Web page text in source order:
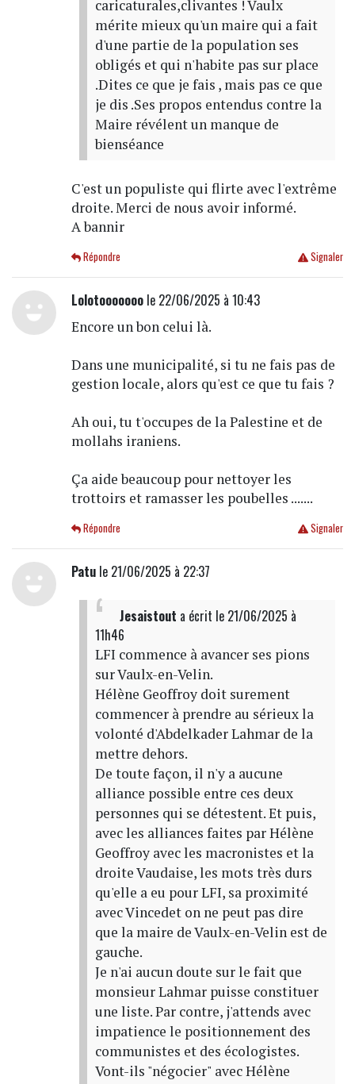
caricaturales,clivantes ! Vaulx
mérite mieux qu'un maire qui a fait
d'une partie de la population ses
obligés et qui n'habite pas sur place
.Dites ce que je fais , mais pas ce que
je dis .Ses propos entendus contre la
Maire révélent un manque de
bienséance
C'est un populiste qui flirte avec l'extrême
droite. Merci de nous avoir informé.
A bannir
Signaler
Répondre
Lolotooooooole 22/06/2025 à 10:43
Encore un bon celui là.
Dans une municipalité, si tu ne fais pas de
gestion locale, alors qu'est ce que tu fais ?
Ah oui, tu t'occupes de la Palestine et de
mollahs iraniens.
Ça aide beaucoup pour nettoyer les
trottoirs et ramasser les poubelles .......
Signaler
Répondre
Patule 21/06/2025 à 22:37
Jesaistout a écrit le 21/06/2025 à
11h46
LFI commence à avancer ses pions
sur Vaulx-en-Velin.
Hélène Geoffroy doit surement
commencer à prendre au sérieux la
volonté d'Abdelkader Lahmar de la
mettre dehors.
De toute façon, il n'y a aucune
alliance possible entre ces deux
personnes qui se détestent. Et puis,
avec les alliances faites par Hélène
Geoffroy avec les macronistes et la
droite Vaudaise, les mots très durs
qu'elle a eu pour LFI, sa proximité
avec Vincedet on ne peut pas dire
que la maire de Vaulx-en-Velin est de
gauche.
Je n'ai aucun doute sur le fait que
monsieur Lahmar puisse constituer
une liste. Par contre, j'attends avec
impatience le positionnement des
communistes et des écologistes.
Vont-ils "négocier" avec Hélène